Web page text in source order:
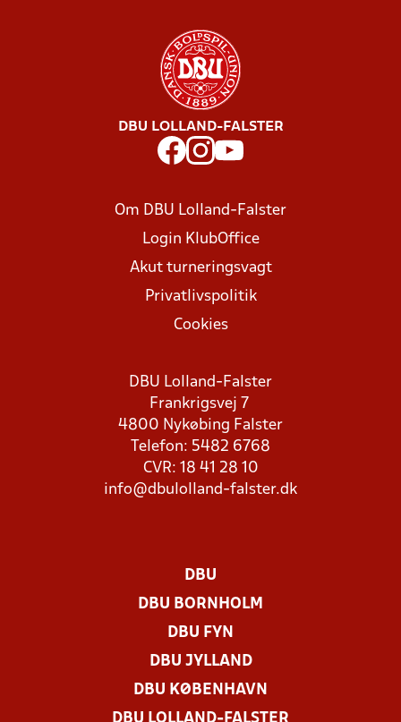
DBU LOLLAND-FALSTER
Om DBU Lolland-Falster
Login KlubOffice
Akut turneringsvagt
Privatlivspolitik
Cookies
DBU Lolland-Falster
Frankrigsvej 7
4800 Nykøbing Falster
Telefon: 5482 6768
CVR: 18 41 28 10
info@dbulolland-falster.dk
DBU
DBU BORNHOLM
DBU FYN
DBU JYLLAND
DBU KØBENHAVN
DBU LOLLAND-FALSTER